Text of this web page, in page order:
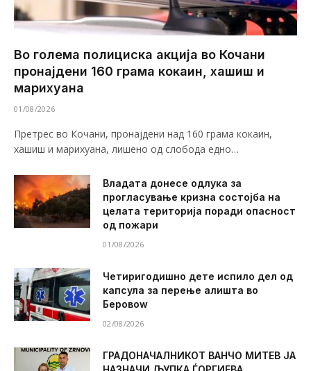
Во голема полициска акција во Кочани
пронајдени 160 грама кокаин, хашиш и
марихуана
01/08/2026
Претрес во Кочани, пронајдени над 160 грама кокаин,
хашиш и марихуана, лишено од слобода едно…
Владата донесе одлука за
прогласување кризна состојба на
целата територија поради опасност
од пожари
01/08/2026
Четиригодишно дете испило дел од
капсула за перење алишта во
Беровоw
02/08/2026
ГРАДОНАЧАЛНИКОТ ВАНЧО МИТЕВ ЈА